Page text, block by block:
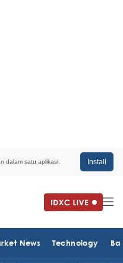
dalam satu aplikasi. Install
News Technology